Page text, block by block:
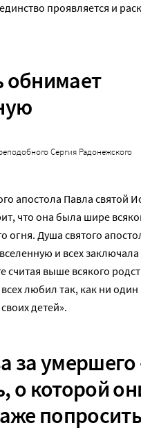
проявляется и
Сергия Радонежского
апостола Павла святой
что она была шире
огня. Душа святого
и всех заключала
считая выше всякого
любил так, как ни
детей».
за умершего
о которой
попросить